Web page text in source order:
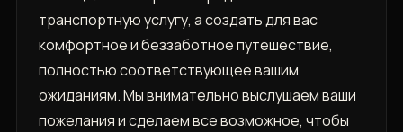
транспортную услугу, а создать для вас
комфортное и беззаботное путешествие,
полностью соответствующее вашим
ожиданиям. Мы внимательно выслушаем ваши
пожелания и сделаем все возможное, чтобы